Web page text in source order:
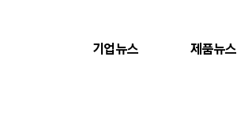
기업뉴스 제품뉴스